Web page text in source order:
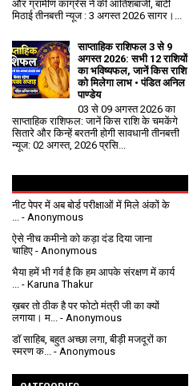
और ग्रामीण कांग्रेस ने की आतिशबाजी, बांटी
मिठाई तीनबत्ती न्यूज : 3 अगस्त 2026 सागर।...
साप्ताहिक राशिफल 3 से 9
अगस्त 2026: सभी 12 राशियों
का भविष्यफल, जानें किस राशि
को मिलेगा लाभ • पंडित अनिल
पाण्डेय
03 से 09 अगस्त 2026 का
साप्ताहिक राशिफल: जानें किस राशि के चमकेंगे
सितारे और किन्हें बरतनी होगी सावधानी तीनबत्ती
न्यूज: 02 अगस्त, 2026 प्रसि...
नीट पेपर में अब बोर्ड परीक्षाओं में मिले अंकों के
- Anonymous
ऐसे नीच कमीनो को कड़ा दंड दिया जाना
चाहिए - Anonymous
भैया हमें भी गर्व है कि हम आपके संरक्षण में कार्य
- Karuna Thakur
ख़बर तो ठीक है पर फोटो मंत्री जी का क्यों
लगाया। म...
- Anonymous
डॉ साहिब, बहुत अच्छा लगा, बीड़ी मजदूरों का
स्मरण क...
- Anonymous